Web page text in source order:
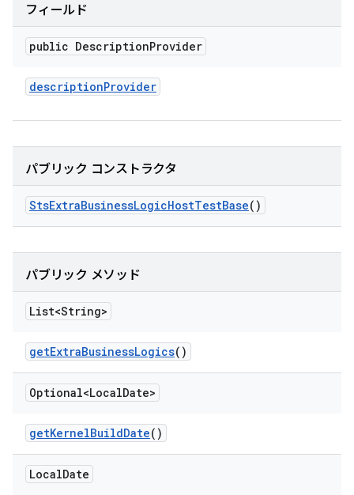
フィールド
public DescriptionProvider
descriptionProvider
パブリック コンストラクタ
StsExtraBusinessLogicHostTestBase()
パブリック メソッド
List<String>
getExtraBusinessLogics()
Optional<LocalDate>
getKernelBuildDate()
LocalDate